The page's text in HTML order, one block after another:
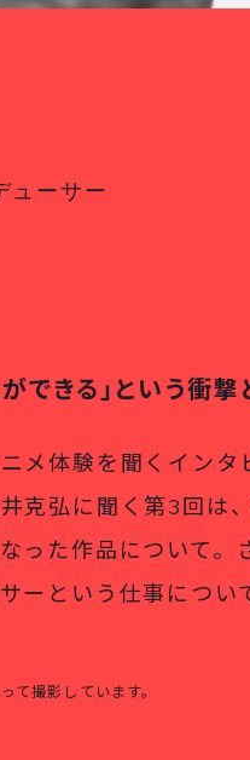
ューサー
できる」という衝撃
メ体験を聞くインタ
克弘に聞く第3回は
った作品について。
ーという仕事につい
て撮影しています。